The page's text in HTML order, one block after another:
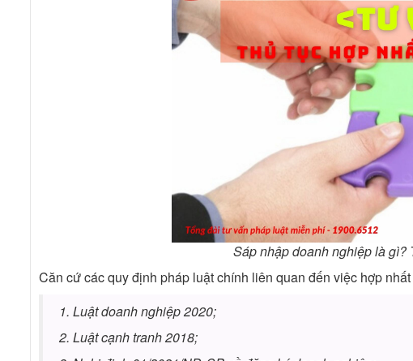
Sáp nhập doanh nghiệp là gì?
Căn cứ các quy định pháp luật chính liên quan đến việc hợp
1. Luật doanh nghiệp 2020;
2. Luật cạnh tranh 2018;